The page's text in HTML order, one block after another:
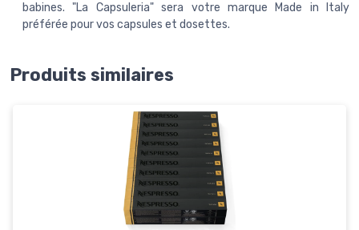
babines. "La Capsuleria" sera votre marque Made in Italy
préférée pour vos capsules et dosettes.
Produits similaires